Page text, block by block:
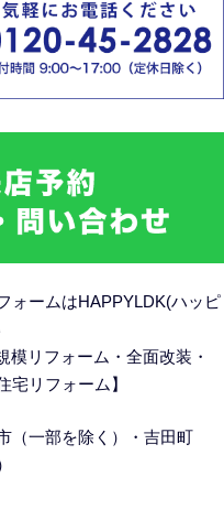
ォームはHAPPYLDK(ハッピ
模リフォーム・全面改装・
宅リフォーム】
（一部を除く）・吉田町